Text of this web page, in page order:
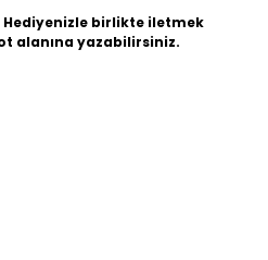
birlikte iletmek
alanına yazabilirsiniz.